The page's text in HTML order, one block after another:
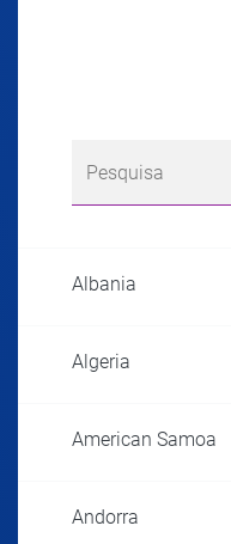
Albania
Algeria
American Samoa
Andorra